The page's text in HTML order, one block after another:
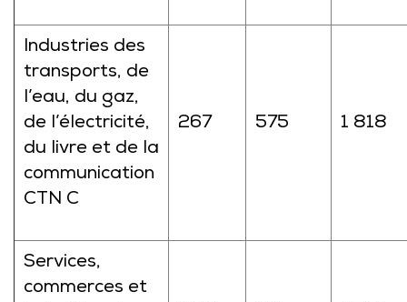
Industries des
transports, de
l’eau, du gaz,
de l’électricité,
du livre et de la
communication
CTN C
267 575 1 818
Services,
commerces et